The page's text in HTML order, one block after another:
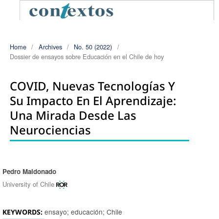
Home / Archives / No. 50 (2022) /
Dossier de ensayos sobre Educación en el Chile de hoy
COVID, Nuevas Tecnologías Y
Su Impacto En El Aprendizaje:
Una Mirada Desde Las
Neurociencias
Authors
Pedro Maldonado
University of Chile
KEYWORDS: ensayo; educación; Chile